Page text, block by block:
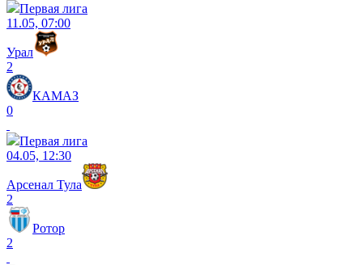
Первая лига
11.05, 07:00
Урал
2
КАМАЗ
0
Первая лига
04.05, 12:30
Арсенал Тула
2
Ротор
2